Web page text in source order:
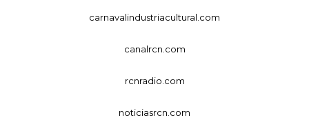
carnavalindustriacultural.com
canalrcn.com
rcnradio.com
noticiasrcn.com